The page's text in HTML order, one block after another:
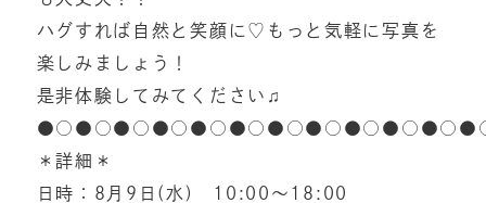
ハグすれば自然と笑顔に♡もっと気軽に写真を
楽しみましょう！
是非体験してみてください♫
＊詳細＊
日時：8月9日(水) 10:00〜18:00